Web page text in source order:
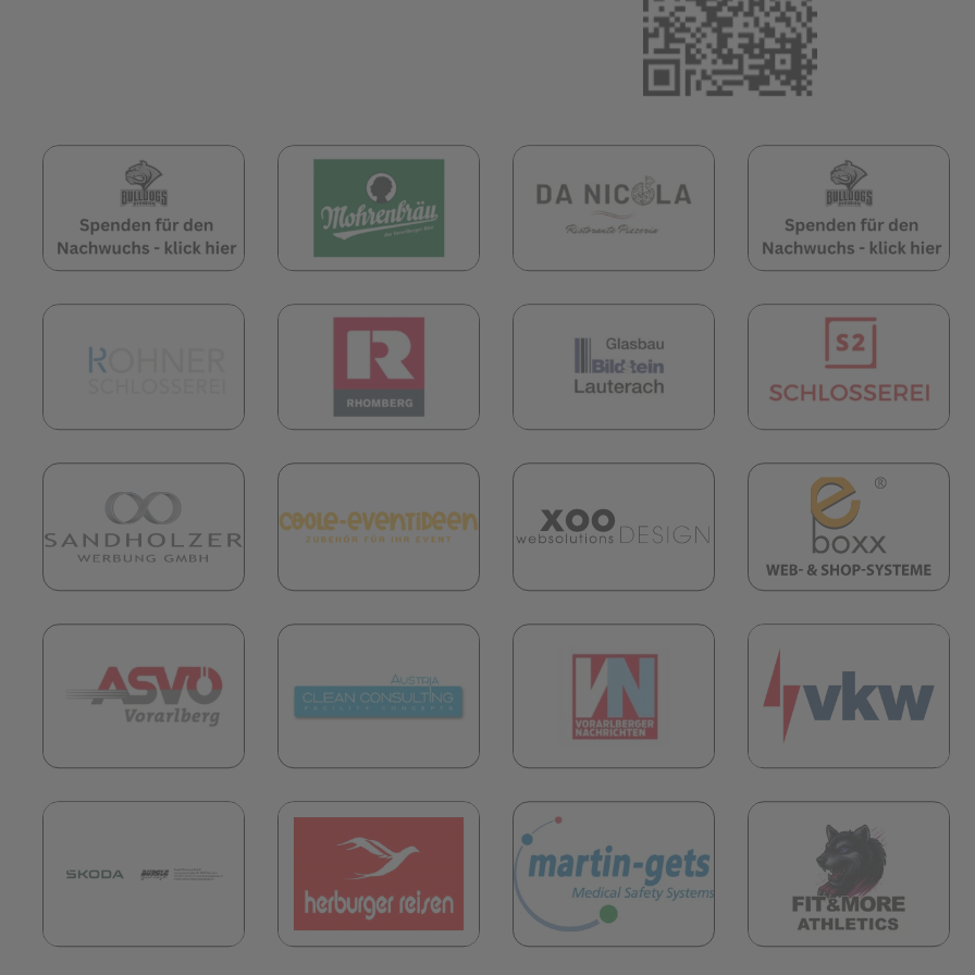
(öffnet in neuem Tab) (öffnet in neuem Tab) (öffnet in neuem Tab)
(öffnet in neuem Tab) (öffnet in neuem Tab) (öffnet in neuem Tab)
(öffnet in neuem Tab)
(öffnet in neuem Tab) (öffnet in neuem Tab)
(öffnet in neuem Tab) (öffnet in neuem Tab)
(öffnet in neuem Tab) (öffnet in neuem Tab)
(öffnet in neuem Tab)